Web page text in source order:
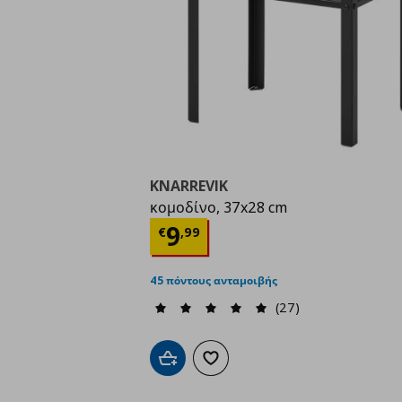
KNARREVIK
κομοδίνο, 37x28 cm
€9,99
Τρέχουσα τιμή
45 πόντους ανταμοιβής
(27)
Προσθήκη στο καλάθι
Προσθήκη στα αγαπημένα